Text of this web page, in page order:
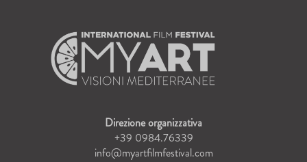
Direzione organizzativa
+39 0984.76339
info@myartfilmfestival.com